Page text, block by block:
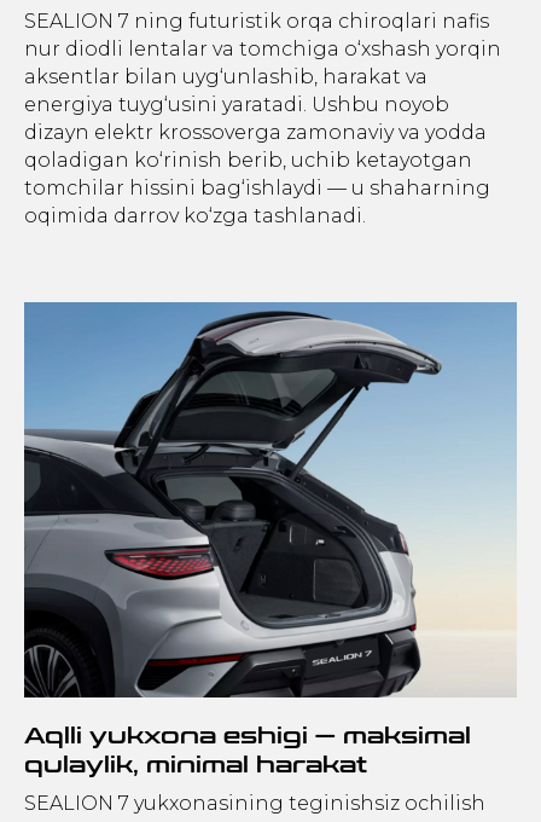
SEALION 7 ning futuristik orqa chiroqlari nafis
nur diodli lentalar va tomchiga o‘xshash yorqin
aksentlar bilan uyg‘unlashib, harakat va
energiya tuyg‘usini yaratadi. Ushbu noyob
dizayn elektr krossoverga zamonaviy va yodda
qoladigan ko‘rinish berib, uchib ketayotgan
tomchilar hissini bag‘ishlaydi — u shaharning
oqimida darrov ko‘zga tashlanadi.
Aqlli yukxona eshigi — maksimal
qulaylik, minimal harakat
SEALION 7 yukxonasining teginishsiz ochilish